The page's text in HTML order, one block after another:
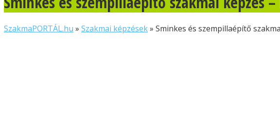
SzakmaPORTÁL.hu » Szakmai képzések» Sminkes és szempillaépítő